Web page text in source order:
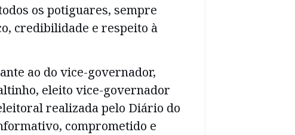
os potiguares, sempre
credibilidade e respeito à
ao do vice-governador,
eleito vice-governador
realizada pelo Diário do
comprometido e